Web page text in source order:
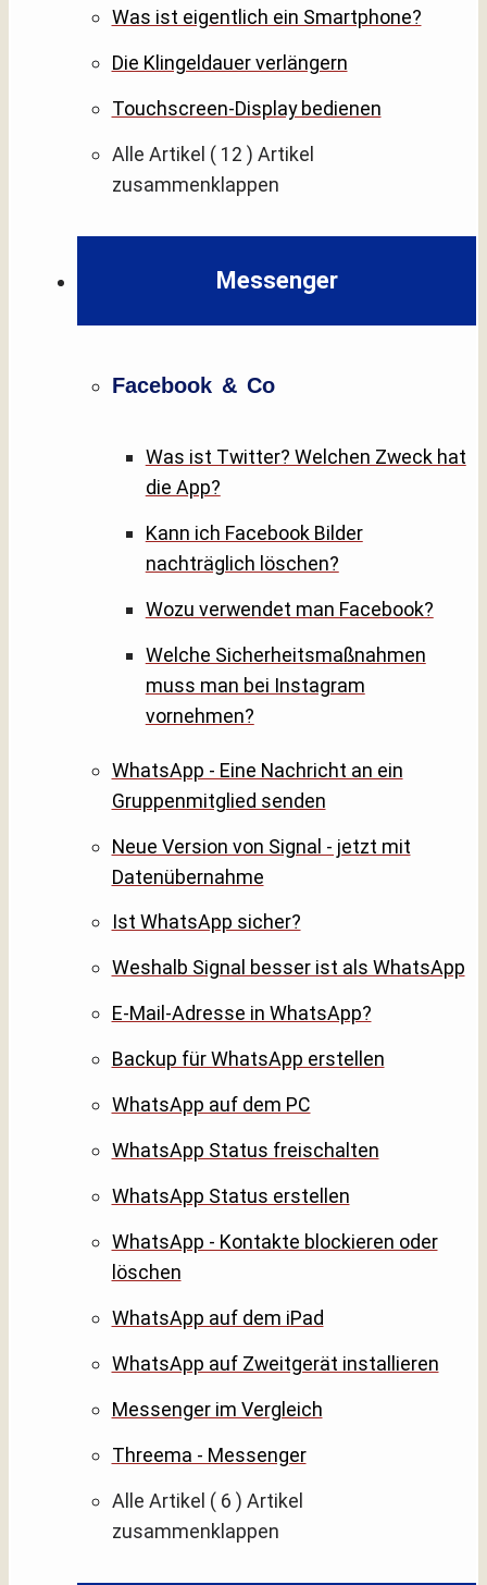
Was ist eigentlich ein Smartphone?
Die Klingeldauer verlängern
Touchscreen-Display bedienen
Alle Artikel ( 12 ) Artikel
zusammenklappen
Messenger
Facebook & Co
Was ist Twitter? Welchen Zweck hat
die App?
Kann ich Facebook Bilder
nachträglich löschen?
Wozu verwendet man Facebook?
Welche Sicherheitsmaßnahmen
muss man bei Instagram
vornehmen?
WhatsApp - Eine Nachricht an ein
Gruppenmitglied senden
Neue Version von Signal - jetzt mit
Datenübernahme
Ist WhatsApp sicher?
Weshalb Signal besser ist als WhatsApp
E-Mail-Adresse in WhatsApp?
Backup für WhatsApp erstellen
WhatsApp auf dem PC
WhatsApp Status freischalten
WhatsApp Status erstellen
WhatsApp - Kontakte blockieren oder
löschen
WhatsApp auf dem iPad
WhatsApp auf Zweitgerät installieren
Messenger im Vergleich
Threema - Messenger
Alle Artikel ( 6 ) Artikel
zusammenklappen